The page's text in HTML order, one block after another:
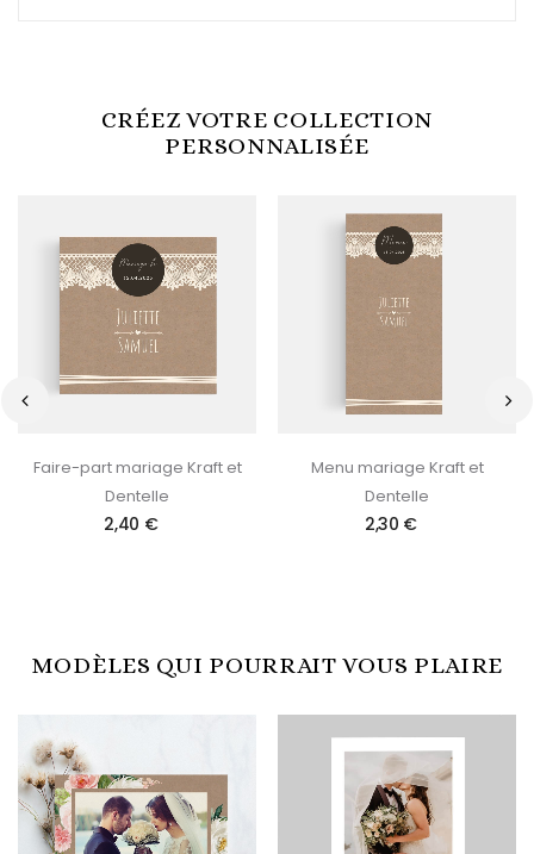
CRÉEZ VOTRE COLLECTION
PERSONNALISÉE
Faire-part mariage Kraft et
Dentelle
2,40 €
Menu mariage Kraft et
Dentelle
2,30 €
MODÈLES QUI POURRAIT VOUS PLAIRE